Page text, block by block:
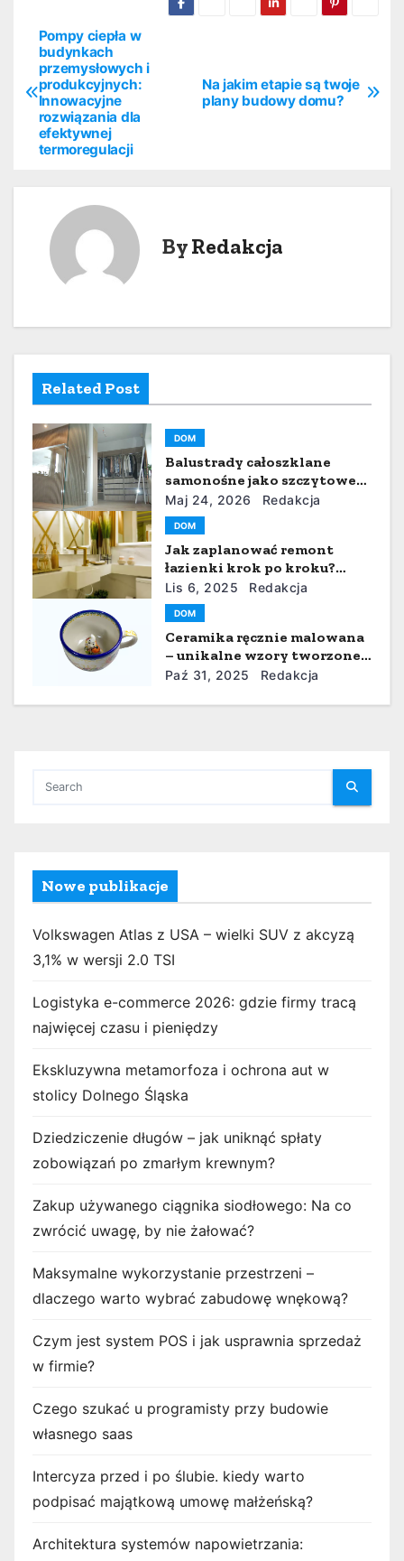
N
a
w
a
w
p
i
s
u
Na jakim etapie są twoje
plany budowy domu?
Pompy ciepła w
budynkach
przemysłowych i
produkcyjnych:
Innowacyjne
rozwiązania dla
efektywnej
termoregulacji
ByRedakcja
Related Post
DOM
Balustrady całoszklane
samonośne jako szczytowe
osiągnięcie współczesnej
architektury
Maj 24, 2026 Redakcja
DOM
Jak zaplanować remont
łazienki krok po kroku?
poradnik dla początkujących
Lis 6, 2025 Redakcja
DOM
Ceramika ręcznie malowana
– unikalne wzory tworzone z
pasją
Paź 31, 2025 Redakcja
Nowe publikacje
Volkswagen Atlas z USA – wielki SUV z akcyzą
3,1% w wersji 2.0 TSI
Logistyka e-commerce 2026: gdzie firmy tracą
najwięcej czasu i pieniędzy
Ekskluzywna metamorfoza i ochrona aut w
stolicy Dolnego Śląska
Dziedziczenie długów – jak uniknąć spłaty
zobowiązań po zmarłym krewnym?
Zakup używanego ciągnika siodłowego: Na co
zwrócić uwagę, by nie żałować?
Maksymalne wykorzystanie przestrzeni –
dlaczego warto wybrać zabudowę wnękową?
Czym jest system POS i jak usprawnia sprzedaż
w firmie?
Czego szukać u programisty przy budowie
własnego saas
Intercyza przed i po ślubie. kiedy warto
podpisać majątkową umowę małżeńską?
Architektura systemów napowietrzania: